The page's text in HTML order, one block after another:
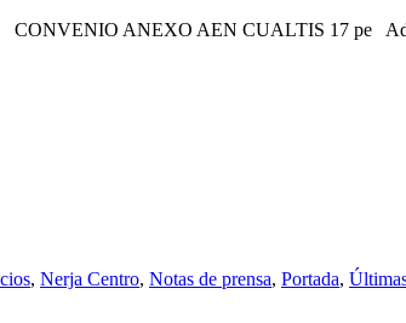
ANEXO AEN CUALTIS 17 pe
, Nerja Centro, Notas de prensa, Portada,